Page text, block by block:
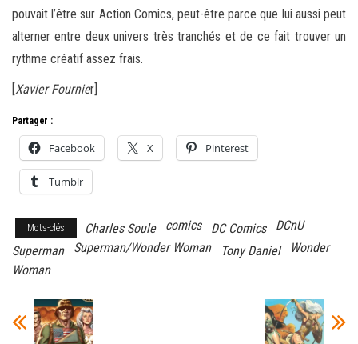
pouvait l’être sur Action Comics, peut-être parce que lui aussi peut
alterner entre deux univers très tranchés et de ce fait trouver un
rythme créatif assez frais.
[Xavier Fournier]
Partager :
Facebook X Pinterest
Tumblr
Mots-clés Charles Soule comics DC Comics
DCnU
Superman
Superman/Wonder Woman Tony Daniel
Wonder
Woman